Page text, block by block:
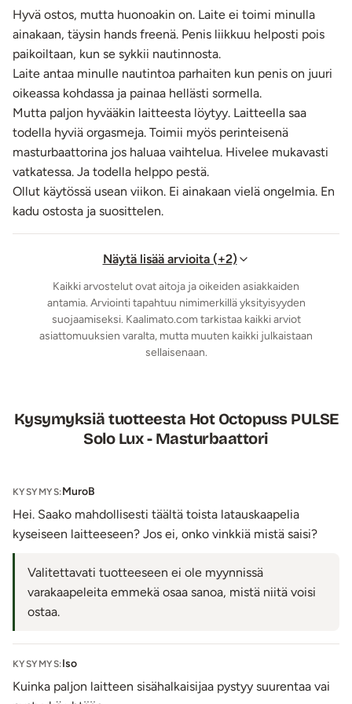
ilman liukuvoidetta, laitetta paikoillaan pitäen. Tällöin
tuntemus on täysin erilainen kuin liikutellessa.
PULSE Solo Lux -masturbaattorin tehokkaan moottorin
toimintoja säädetään laitteen neljän painikkeen avulla tai
langattoman kaukosäätimen.
Käyttö ilman kaukosäädinta: Laitteen molemmilla
laidoilla on 2 painiketta. Painamalla vasemmalla olevaa,
pisteellä merkittyä painiketta (lähempänä kärkeä) n. 2 sek.
ajan, laitteen virta käynnistyy/sammuu. Käynnistettäessä
moottori värähtää 2 kertaa standby-tilan merkiksi. Saman
painikkeen lyhyet painallukset vaihtavat värinäohjelmia
käynnistää moottorin todella voimakkaan, tasaisen turbo-
toiminnon. Oikealla laidalla olevista + ja - -painikkeista
säädetään ohjelmien voimakkuutta, joita onjopa 8 tasoa!
Käyttö kaukosäätimellä:Käynnistä laitteen virta
(standby-tila). Painamalla laitteen ympyrällä merkittyä
merkitty painike käynnistää turbo-toiminnon. Ohjelmat
sammuvat painamalla ympyrällä merkittyä painiketta n. 2
omalla, magneettisesti kiinnittyvällä USB-kaapelilla
Koska laite on niin tehokas, saat yhdellä latauksella monta
nautintohetkeä.
kunnolla laitteen magneettinapoihin tai akku ei ala
latautua, puhdista napojen pinnat ja aktivoi latauskaapelin
magneettinavat kiinnittämällä ne hetkeksi johonkin
Pese vesitiivis tuote miedolla saippuavedellä ja desinfioi
puhdistusaineella. Kaukosäätimen silikoniremmin voi pestä
Hyvä ostos, mutta huonoakin on. Laite ei toimi minulla
ainakaan, täysin hands freenä. Penis liikkuu helposti pois
paikoiltaan, kun se sykkii nautinnosta.
Laite antaa minulle nautintoa parhaiten kun penis on juuri
oikeassa kohdassa ja painaa hellästi sormella.
Mutta paljon hyvääkin laitteesta löytyy. Laitteella saa
todella hyviä orgasmeja. Toimii myös perinteisenä
masturbaattorina jos haluaa vaihtelua. Hivelee mukavasti
vatkatessa. Ja todella helppo pestä.
Ollut käytössä usean viikon. Ei ainakaan vielä ongelmia. En
kadu ostosta ja suosittelen.
Näytä lisää arvioita (+2)
Kaikki arvostelut ovat aitoja ja oikeiden asiakkaiden
antamia. Arviointi tapahtuu nimimerkillä yksityisyyden
suojaamiseksi. Kaalimato.com tarkistaa kaikki arviot
asiattomuuksien varalta, mutta muuten kaikki julkaistaan
sellaisenaan.
Kysymyksiä tuotteesta Hot Octopuss PULSE
Solo Lux - Masturbaattori
KYSYMYS:MuroB
Hei. Saako mahdollisesti täältä toista latauskaapelia
kyseiseen laitteeseen? Jos ei, onko vinkkiä mistä saisi?
Valitettavati tuotteeseen ei ole myynnissä
varakaapeleita emmekä osaa sanoa, mistä niitä voisi
ostaa.
KYSYMYS:Iso
Kuinka paljon laitteen sisähalkaisijaa pystyy suurentaa vai